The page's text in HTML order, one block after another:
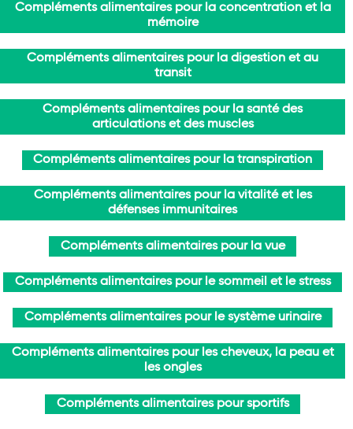
Compléments alimentaires pour la concentration et la
mémoire
Compléments alimentaires pour la digestion et au
transit
Compléments alimentaires pour la santé des
articulations et des muscles
Compléments alimentaires pour la transpiration
Compléments alimentaires pour la vitalité et les
défenses immunitaires
Compléments alimentaires pour la vue
Compléments alimentaires pour le sommeil et le stress
Compléments alimentaires pour le système urinaire
Compléments alimentaires pour les cheveux, la peau et
les ongles
Compléments alimentaires pour sportifs